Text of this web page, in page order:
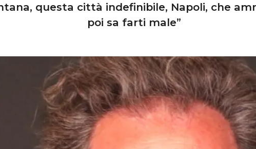
questa città indefinibile, Napoli, che
poi sa farti male”